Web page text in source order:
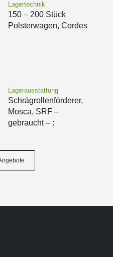
Lagertechnik
150 – 200 Stück
Polsterwagen, Cordes
Lagerausstattung
Schrägrollenförderer,
Mosca, SRF –
gebraucht – :